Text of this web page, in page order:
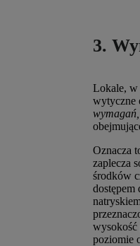
3.
Lokale, w
wytyczne
Oznacza
zaplecza
środków
dostępem
wysokość
poziomie